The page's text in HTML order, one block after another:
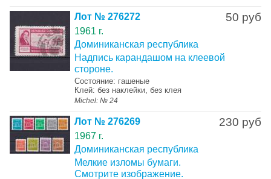
50 руб
Лот № 276272
1961 г.
Доминиканская республика
Надпись карандашом на клеевой
стороне.
Состояние: гашеные
Клей: без наклейки, без клея
Michel: № 24
230 руб
Лот № 276269
1967 г.
Доминиканская республика
Мелкие изломы бумаги.
Смотрите изображение.